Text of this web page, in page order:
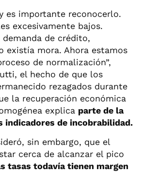
es importante reconocerlo.
excesivamente bajos.
demanda de crédito,
existía mora. Ahora estamos
de normalización”,
el hecho de que los
rezagados durante
la recuperación económica
explica parte de la
indicadores de incobrabilidad.
sin embargo, que el
cerca de alcanzar el pico
tasas todavía tienen margen